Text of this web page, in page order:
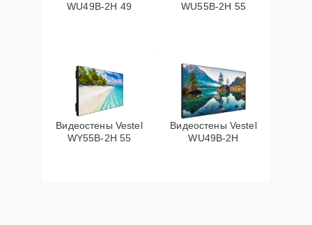
WU49B-2H 49
WU55B-2H 55
Видеостены Vestel
WY55B-2H 55
Видеостены Vestel
WU49B-2H